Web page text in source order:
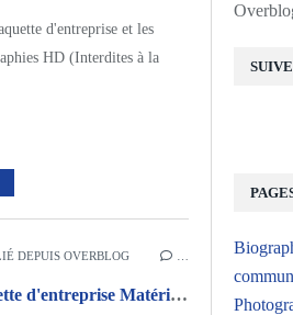
d'entreprise et les
HD (Interdites à la
DEPUIS OVERBLOG
Réalisation Plaquette d'entreprise Matériaux de L'Ouest